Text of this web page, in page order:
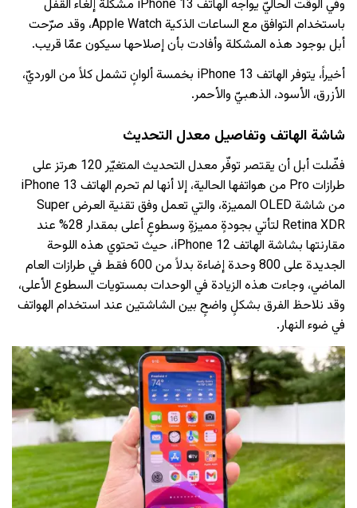
وفي الوقت الحاليّ يواجه الهاتف iPhone 13 مشكلة إلغاء القفل
باستخدام التوافق مع الساعات الذكية Apple Watch، وقد صرّحت
أبل بوجود هذه المشكلة وأفادت بأن إصلاحها سيكون عمّا قريب.
أخيراً، يتوفر الهاتف iPhone 13 بخمسة ألوانٍ تشمل كلاً من الورديّ،
الأزرق، الأسود، الذهبيّ والأحمر.
شاشة الهاتف وتفاصيل معدل التحديث
فضّلت أبل أن يقتصر توفّر معدل التحديث المتغيّر 120 هرتز على
طرازات Pro من هواتفها الحالية، إلا أنها لم تحرم الهاتف iPhone 13
من شاشة OLED المميزة، والتي تعمل وفق تقنية العرض Super
Retina XDR لتأتي بجودةٍ مميزةٍ وسطوعٍ أعلى بمقدار 28% عند
مقارنتها بشاشة الهاتف iPhone 12، حيث تحتوي هذه اللوحة
الجديدة على 800 وحدة إضاءة بدلاً من 600 فقط في طرازات العام
الماضي، وجاءت هذه الزيادة في الوحدات بمستويات السطوع الأعلى،
وقد نلاحظ الفرق بشكلٍ واضحٍ بين الشاشتين عند استخدام الهواتف
في ضوء النهار.